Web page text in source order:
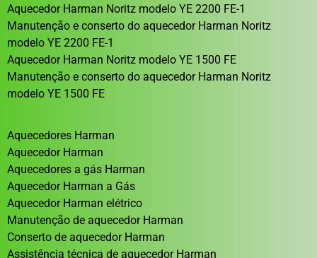
Aquecedor Harman Noritz modelo YE 2200 FE-1
Manutenção e conserto do aquecedor Harman Noritz
modelo YE 2200 FE-1
Aquecedor Harman Noritz modelo YE 1500 FE
Manutenção e conserto do aquecedor Harman Noritz
modelo YE 1500 FE
Aquecedores Harman
Aquecedor Harman
Aquecedores a gás Harman
Aquecedor Harman a Gás
Aquecedor Harman elétrico
Manutenção de aquecedor Harman
Conserto de aquecedor Harman
Assistência técnica de aquecedor Harman